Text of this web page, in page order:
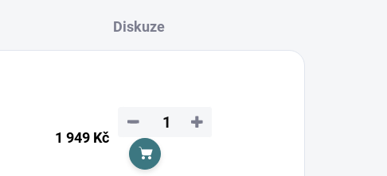
Diskuze
1 949 Kč
+
−
Do košíku